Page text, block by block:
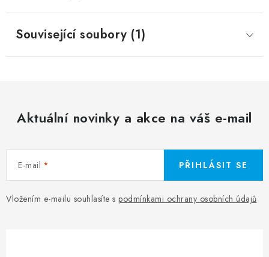
Související soubory (1)
Aktuální novinky a akce na váš e-mail
E-mail
Vložením e-mailu souhlasíte s podmínkami ochrany osobních údajů
PŘIHLÁSIT SE